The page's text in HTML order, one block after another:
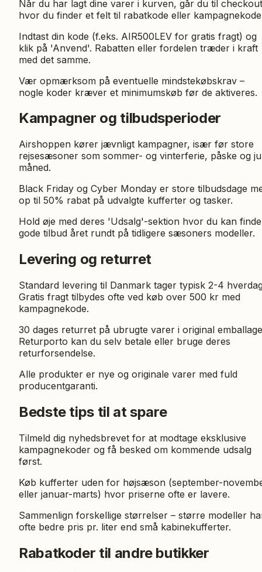
Når du har lagt dine varer i kurven, går du til checkout
hvor du finder et felt til rabatkode eller
Indtast din kode (f.eks. AIR500LEV for gratis fragt) og
klik på 'Anvend'. Rabatten eller fordelen træder i kraft
med det samme.
Vær opmærksom på eventuelle mindstekøbskrav –
nogle koder kræver et minimumskøb før de aktiveres.
Kampagner og tilbudsperioder
Airshoppen kører jævnligt kampagner, især før store
rejsesæsoner som sommer- og vinterferie, påske og
måned.
Black Friday og Cyber Monday er store tilbudsdage
op til 50% rabat på udvalgte kufferter og tasker.
Hold øje med deres 'Udsalg'-sektion hvor du kan finde
gode tilbud året rundt på tidligere sæsoners modeller.
Levering og returret
Standard levering til Danmark tager typisk 2-4
Gratis fragt tilbydes ofte ved køb over 500 kr med
kampagnekode.
30 dages returret på ubrugte varer i original
Returporto kan du selv betale eller bruge deres
returforsendelse.
Alle produkter er nye og originale varer med fuld
producentgaranti.
Bedste tips til at spare
Tilmeld dig nyhedsbrevet for at modtage eksklusive
kampagnekoder og få besked om kommende udsalg
først.
Køb kufferter uden for højsæson (september-
eller januar-marts) hvor priserne ofte er lavere.
Sammenlign forskellige størrelser – større modeller
ofte bedre pris pr. liter end små kabinekufferter.
Rabatkoder til andre butikker